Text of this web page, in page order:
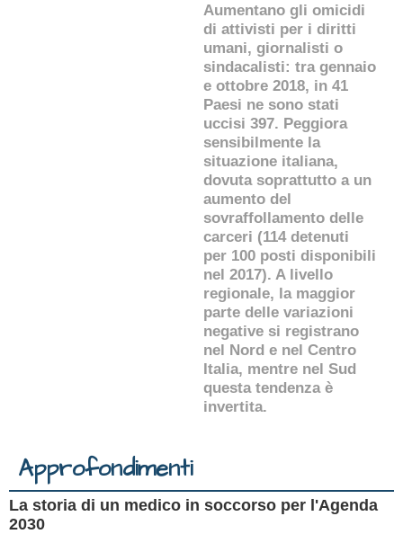
Aumentano gli omicidi
di attivisti per i diritti
umani, giornalisti o
sindacalisti: tra gennaio
e ottobre 2018, in 41
Paesi ne sono stati
uccisi 397. Peggiora
sensibilmente la
situazione italiana,
dovuta soprattutto a un
aumento del
sovraffollamento delle
carceri (114 detenuti
per 100 posti disponibili
nel 2017). A livello
regionale, la maggior
parte delle variazioni
negative si registrano
nel Nord e nel Centro
Italia, mentre nel Sud
questa tendenza è
invertita.
Approfondimenti
La storia di un medico in soccorso per l'Agenda
2030